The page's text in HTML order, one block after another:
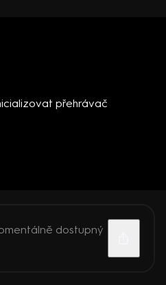
přehrávač
dostupný